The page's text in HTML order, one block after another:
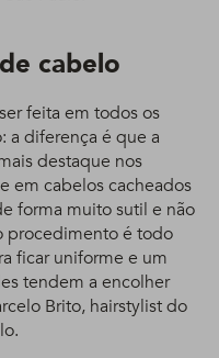
cabelo
feita em todos os
a diferença é que a
destaque nos
em cabelos cacheados
forma muito sutil e não
procedimento é todo
ficar uniforme e um
tendem a encolher
Brito, hairstylist do